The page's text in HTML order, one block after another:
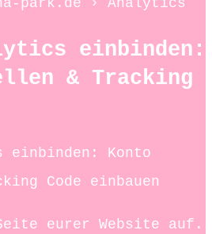
park.de › Analytics
einbinden:
& Tracking
einbinden: Konto
Code einbauen
eurer Website auf.